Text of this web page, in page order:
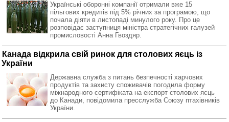
Українські оборонні компанії отримали вже 15
пільгових кредитів під 5% річних за програмою, що
почала діяти в листопаді минулого року. Про це
розповідає заступниця міністра стратегічних галузей
промисловості Анна Гвоздяр.
Канада відкрила свій ринок для столових яєць із
України
Державна служба з питань безпечності харчових
продуктів та захисту споживачів погодила форму
міжнародного сертифіката на експорт столових яєць
до Канади, повідомила пресслужба Союзу птахівників
України.